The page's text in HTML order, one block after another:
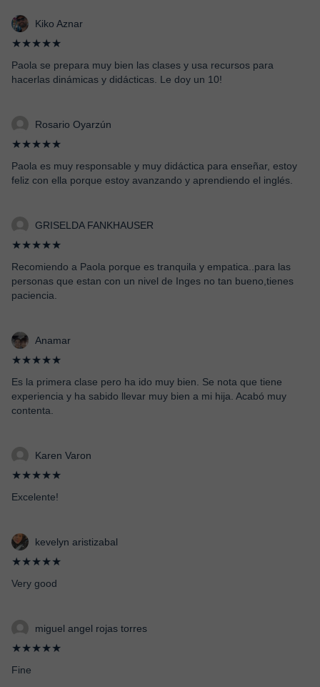
Kiko Aznar
★★★★★
Paola se prepara muy bien las clases y usa recursos para
hacerlas dinámicas y didácticas. Le doy un 10!
Rosario Oyarzún
★★★★★
Paola es muy responsable y muy didáctica para enseñar, estoy
feliz con ella porque estoy avanzando y aprendiendo el inglés.
GRISELDA FANKHAUSER
★★★★★
Recomiendo a Paola porque es tranquila y empatica..para las
personas que estan con un nivel de Inges no tan bueno,tienes
paciencia.
Anamar
★★★★★
Es la primera clase pero ha ido muy bien. Se nota que tiene
experiencia y ha sabido llevar muy bien a mi hija. Acabó muy
contenta.
Karen Varon
★★★★★
Excelente!
kevelyn aristizabal
★★★★★
Very good
miguel angel rojas torres
★★★★★
Fine